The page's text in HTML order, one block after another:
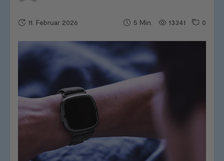
0
13341
5 Min.
11. Februar 2026